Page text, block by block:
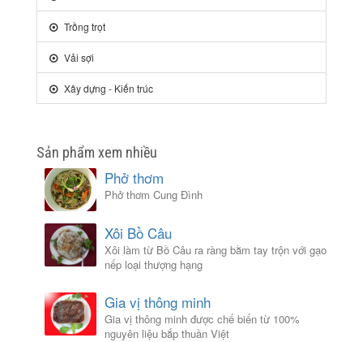
Trồng trọt
Vải sợi
Xây dựng - Kiến trúc
Sản phẩm xem nhiều
Phở thơm
Phở thơm Cung Đình
Xôi Bồ Câu
Xôi làm từ Bồ Câu ra ràng bằm tay trộn với gạo
nếp loại thượng hạng
Gia vị thông minh
Gia vị thông minh được chế biến từ 100%
nguyên liệu bắp thuần Việt